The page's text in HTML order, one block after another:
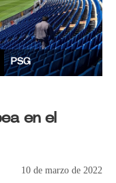
PSG
en el
10 de marzo de 2022